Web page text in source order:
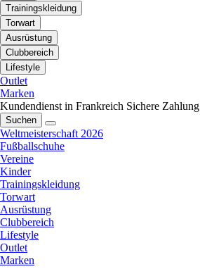
Trainingskleidung
Torwart
Ausrüstung
Clubbereich
Lifestyle
Outlet
Marken
Kundendienst in Frankreich Sichere Zahlung
Suchen
Weltmeisterschaft 2026
Fußballschuhe
Vereine
Kinder
Trainingskleidung
Torwart
Ausrüstung
Clubbereich
Lifestyle
Outlet
Marken